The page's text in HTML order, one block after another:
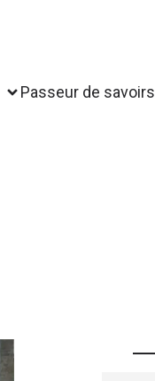
Passeur de savoirs